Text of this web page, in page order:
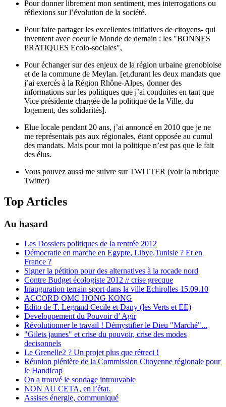
Pour donner librement mon sentiment, mes interrogations ou
réflexions sur l’évolution de la société.
Pour faire partager les excellentes initiatives de citoyens- qui
inventent avec coeur le Monde de demain : les "BONNES
PRATIQUES Ecolo-sociales",
Pour échanger sur des enjeux de la région urbaine grenobloise
et de la commune de Meylan. [et,durant les deux mandats que
j’ai exercés à la Région Rhône-Alpes, donner des
informations sur les politiques que j’ai conduites en tant que
Vice présidente chargée de la politique de la Ville, du
logement, des solidarités].
Elue locale pendant 20 ans, j’ai annoncé en 2010 que je ne
me représentais pas aux régionales, étant opposée au cumul
des mandats. Mais pour moi la politique n’est pas que le fait
des élus.
Vous pouvez aussi me suivre sur TWITTER (voir la rubrique
Twitter)
Top Articles
Au hasard
Les Dossiers politiques de la rentrée 2012
Démocratie en marche en Egypte, Libye,Tunisie ? Et en
France ?
Signer la pétition pour des alternatives à la rocade nord
Contre Budget écologiste 2012 // crise grecque
Inauguration terrain sport dans la ville Echirolles 15.09.10
ACCORD OMC HONG KONG
Edito de T. Legrand Cecile et Dany (les Verts et EE)
Developpement du Pouvoir d’ Agir
Révolutionner le travail ! Démystifier le Dieu "Marché"...
"Gilets jaunes" et crise du pouvoir, crise des modes
decisonnels
Le Grenelle2 ? Un projet plus que rétreci !
Réunion plénière de la Commission Citoyenne régionale pour
le Handicap
On a trouvé le sondage introuvable
NON AU CETA, en l’état.
Assises énergie, communiqué